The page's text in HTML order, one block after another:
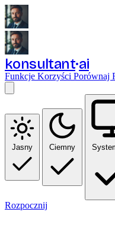
konsultant ai
Funkcje Korzyści Porównaj
Jasny Ciemny
Rozpocznij